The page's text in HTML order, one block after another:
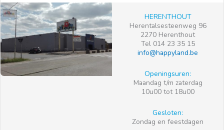
HERENTHOUT
Herentalsesteenweg 96
2270 Herenthout
Tel 014 23 35 15
info@happyland.be
Openingsuren:
Maandag t/m zaterdag
10u00 tot 18u00
Gesloten:
Zondag en feestdagen